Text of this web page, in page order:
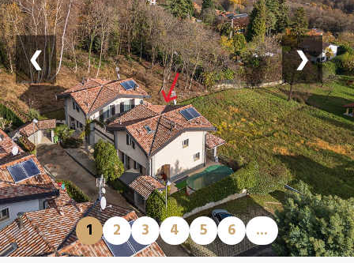
❮ ❯
1 2 3 4 5 6 ...